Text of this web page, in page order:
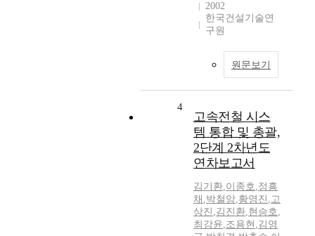
2002
한국건설기술연
구원
원문보기
4
고속전철 시스
템 통합 및 총괄,
2단계 2차년도
연차보고서
김기환,이종호,정흥
채 ,박철암,황영진 ,고
상진 ,김진환,현승호,
최강윤,조용현 ,김영